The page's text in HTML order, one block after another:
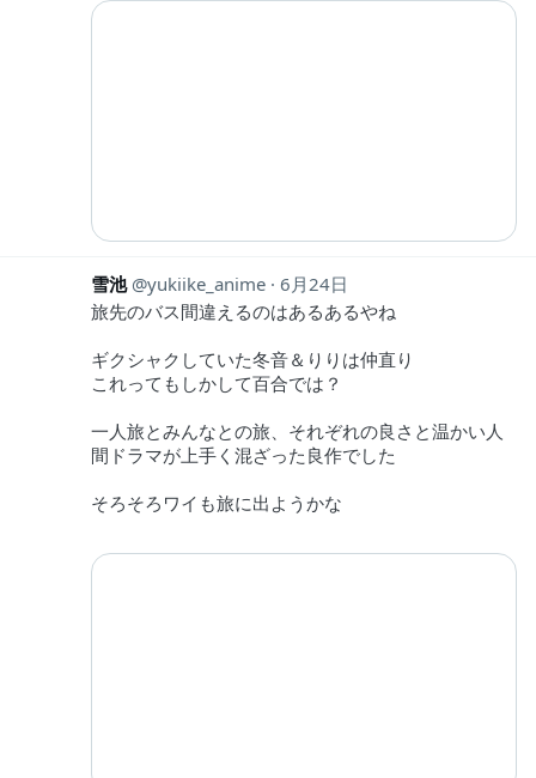
雪池 yukiike_anime 6月24日
旅先のバス間違えるのはあるあるやね
ギクシャクしていた冬音＆りりは仲直り
これってもしかして百合では？
一人旅とみんなとの旅、それぞれの良さと温かい人
間ドラマが上手く混ざった良作でした
そろそろワイも旅に出ようかな